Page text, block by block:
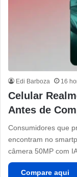
Edi Barboza 16
Celular
Antes de
Consumidores que
encontram no
câmera 50MP com
Compare aqui